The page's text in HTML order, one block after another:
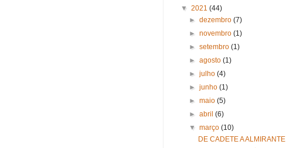
▼ 2021 (44)
►dezembro(7)
►novembro(1)
►setembro(1)
►agosto(1)
►julho(4)
►junho(1)
►maio(5)
►abril(6)
▼março(10)
DE CADETE A ALMIRANTE